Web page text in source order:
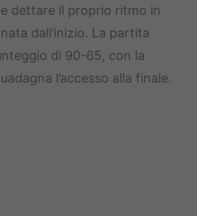
e dettare il proprio ritmo in
dall’inizio. La partita
di 90-65, con la
l’accesso alla finale.